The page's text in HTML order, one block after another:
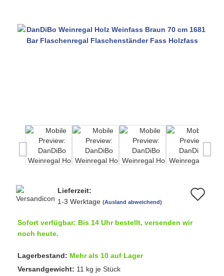
Lieferzeit:
1-3 Werktage (Ausland abweichend)
Sofort verfügbar: Bis 14 Uhr bestellt, versenden wir
noch heute.
Lagerbestand: Mehr als 10 auf Lager
Versandgewicht: 11 kg je Stück